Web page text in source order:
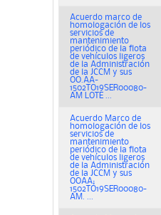
Acuerdo marco de
homologación de los
servicios de
mantenimiento
periódico de la flota
de vehículos ligeros
de la Administración
de la JCCM y sus
OO.AA-
1502TO19SER00080-
AM LOTE ...
Acuerdo Marco de
homologación de los
servicios de
mantenimiento
periódico de la flota
de vehículos ligeros
de la Administración
de la JCCM y sus
OOAA;
1502TO19SER00080-
AM. ...